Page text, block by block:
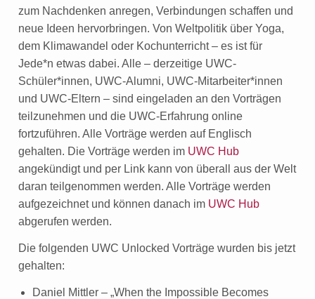
zum Nachdenken anregen, Verbindungen schaffen und
neue Ideen hervorbringen. Von Weltpolitik über Yoga,
dem Klimawandel oder Kochunterricht – es ist für
Jede*n etwas dabei. Alle – derzeitige UWC-
Schüler*innen, UWC-Alumni, UWC-Mitarbeiter*innen
und UWC-Eltern – sind eingeladen an den Vorträgen
teilzunehmen und die UWC-Erfahrung online
fortzuführen. Alle Vorträge werden auf Englisch
gehalten. Die Vorträge werden im UWC Hub
angekündigt und per Link kann von überall aus der Welt
daran teilgenommen werden. Alle Vorträge werden
aufgezeichnet und können danach im UWC Hub
abgerufen werden.
Die folgenden UWC Unlocked Vorträge wurden bis jetzt
gehalten:
Daniel Mittler – „When the Impossible Becomes